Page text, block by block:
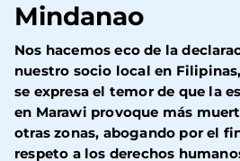
Mindanao
Nos hacemos eco de la
nuestro socio local en
se expresa el temor de que la
en Marawi provoque más
otras zonas, abogando por el
respeto a los derechos